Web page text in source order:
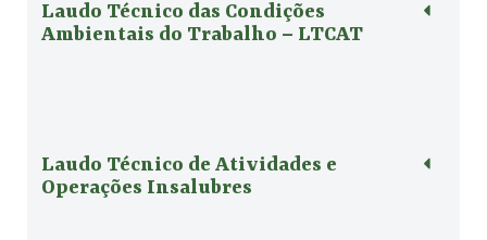
Laudo Técnico das Condições
Ambientais do Trabalho – LTCAT
Laudo Técnico de Atividades e
Operações Insalubres